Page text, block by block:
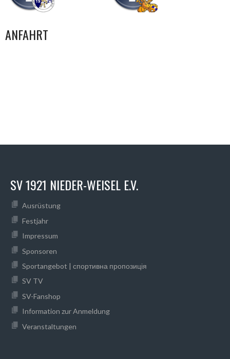
ANFAHRT
SV 1921 NIEDER-WEISEL E.V.
Ausrüstung
Festjahr
Impressum
Sponsoren
Sportangebot | спортивна пропозиція
SV TV
SV-Fanshop
Information zur Anmeldung
Veranstaltungen